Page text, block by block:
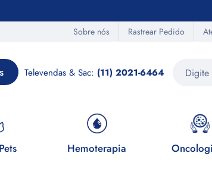
Sobre nós Rastrear Pedido
Televendas & Sac: (11) 2021-6464
Hemoterapia